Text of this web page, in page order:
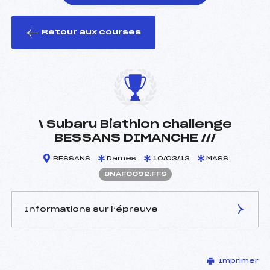
le ski
Retour aux courses
\ Subaru Biathlon challenge
BESSANS DIMANCHE ///
BESSANS Dames 10/03/13 MASS
BNAF0092.FFS
Informations sur l’épreuve
MARGUERETTAZ MICHEL
Imprimer